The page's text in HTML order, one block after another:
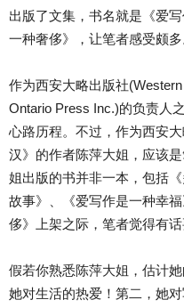
出版了文集，书名就是《爱
一种奢侈》，让笔者感受颇多
作为西安大略出版社(Western
Ontario Press Inc.)的负责人
心路历程。不过，作为西安
汉》的作者陈萍大姐，应该
姐出版的书并非一本，包括
故事》、《爱写作是一种幸
侈》上架之际，笔者觉得有话
假若你熟悉陈萍大姐，估计
她对生活的热爱！第二，她